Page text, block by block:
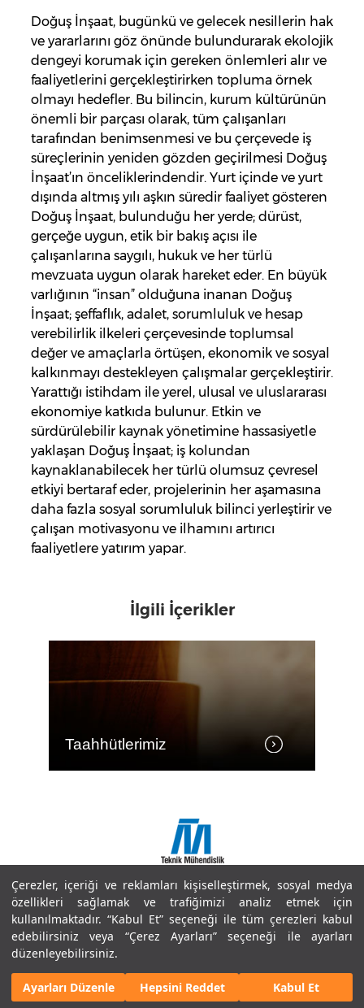
Çerezler, içeriği ve reklamları kişiselleştirmek, sosyal medya
özellikleri sağlamak ve trafiğimizi analiz etmek için
kullanılmaktadır. “Kabul Et” seçeneği ile tüm çerezleri kabul
edebilirsiniz veya “Çerez Ayarları” seçeneği ile ayarları
düzenleyebilirsiniz.
Ayarları Düzenle Hepsini Reddet Kabul Et
Doğuş İnşaat, bugünkü ve gelecek nesillerin hak
ve yararlarını göz önünde bulundurarak ekolojik
dengeyi korumak için gereken önlemleri alır ve
faaliyetlerini gerçekleştirirken topluma örnek
olmayı hedefler. Bu bilincin, kurum kültürünün
önemli bir parçası olarak, tüm çalışanları
tarafından benimsenmesi ve bu çerçevede iş
süreçlerinin yeniden gözden geçirilmesi Doğuş
İnşaat’ın önceliklerindendir. Yurt içinde ve yurt
dışında altmış yılı aşkın süredir faaliyet gösteren
Doğuş İnşaat, bulunduğu her yerde; dürüst,
gerçeğe uygun, etik bir bakış açısı ile
çalışanlarına saygılı, hukuk ve her türlü
mevzuata uygun olarak hareket eder. En büyük
varlığının “insan” olduğuna inanan Doğuş
İnşaat; şeffaflık, adalet, sorumluluk ve hesap
verebilirlik ilkeleri çerçevesinde toplumsal
değer ve amaçlarla örtüşen, ekonomik ve sosyal
kalkınmayı destekleyen çalışmalar gerçekleştirir.
Yarattığı istihdam ile yerel, ulusal ve uluslararası
ekonomiye katkıda bulunur. Etkin ve
sürdürülebilir kaynak yönetimine hassasiyetle
yaklaşan Doğuş İnşaat; iş kolundan
kaynaklanabilecek her türlü olumsuz çevresel
etkiyi bertaraf eder, projelerinin her aşamasına
daha fazla sosyal sorumluluk bilinci yerleştirir ve
çalışan motivasyonu ve ilhamını artırıcı
faaliyetlere yatırım yapar.
İlgili İçerikler
Taahhütlerimiz
Copyright © 2018 Doğuş İnşaat ve Tic. A.Ş.
Site Haritası
Bilgi Toplumu Hizmetleri
Kullanım Koşulları ve Gizlilik